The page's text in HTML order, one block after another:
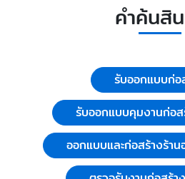
คำค้นสิ
รับออกแบบก่อ
รับออกแบบคุมงานก่อส
ออกแบบและก่อสร้างร้าน